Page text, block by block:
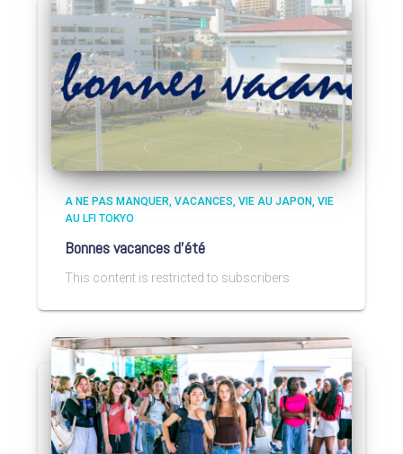
A NE PAS MANQUER VACANCES VIE AU JAPON VIE
AU LFI TOKYO
Bonnes vacances d’été
This content is restricted to subscribers